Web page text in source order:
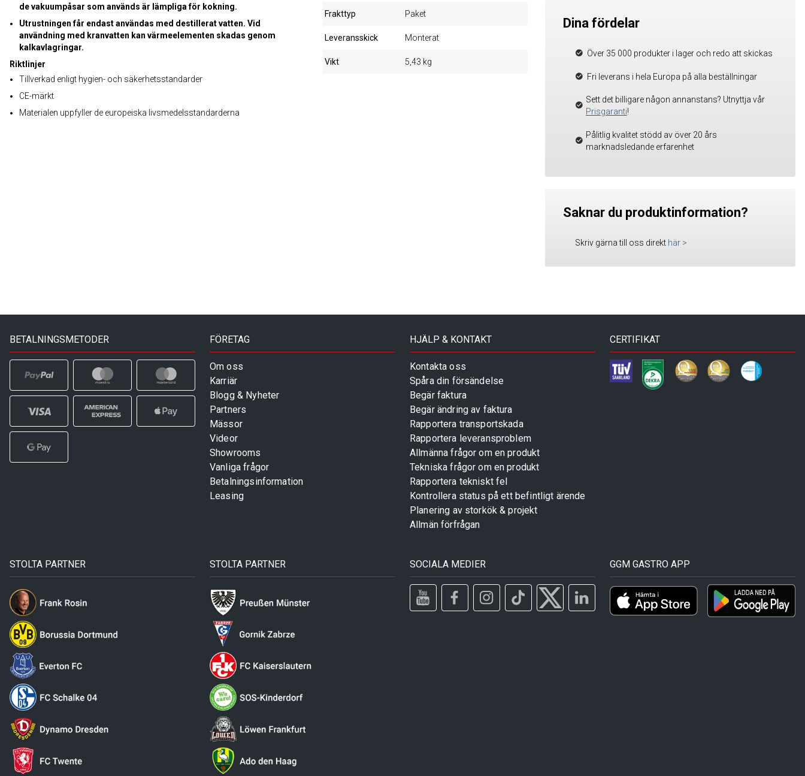
de vakuumpåsar som används är lämpliga för kokning.
Utrustningen får endast användas med destillerat vatten. Vid
användning med kranvatten kan värmeelementen skadas genom
kalkavlagringar.
Riktlinjer
Tillverkad enligt hygien- och säkerhetsstandarder
CE-märkt
Materialen uppfyller de europeiska livsmedelsstandarderna
Frakttyp Paket
Leveransskick Monterat
Vikt 5,43 kg
Dina fördelar
Över 35 000 produkter i lager och redo att skickas
Fri leverans i hela Europa på alla beställningar
Sett det billigare någon annanstans? Utnyttja vår
Prisgaranti!
Pålitlig kvalitet stödd av över 20 års
marknadsledande erfarenhet
Saknar du produktinformation?
Skriv gärna till oss direkt här >
BETALNINGSMETODER FÖRETAG
Om oss
Karriär
Blogg & Nyheter
Partners
Mässor
Videor
Showrooms
Vanliga frågor
Betalningsinformation
Leasing
HJÄLP & KONTAKT
Kontakta oss
Spåra din försändelse
Begär faktura
Begär ändring av faktura
Rapportera transportskada
Rapportera leveransproblem
Allmänna frågor om en produkt
Tekniska frågor om en produkt
Rapportera tekniskt fel
Kontrollera status på ett befintligt ärende
Planering av storkök & projekt
Allmän förfrågan
CERTIFIKAT
STOLTA PARTNER STOLTA PARTNER SOCIALA MEDIER GGM GASTRO APP